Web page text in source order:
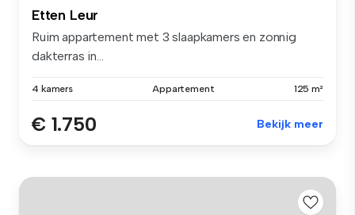
Etten Leur
Ruim appartement met 3 slaapkamers en zonnig
dakterras in...
4 kamers Appartement 125 m²
€ 1.750 Bekijk meer